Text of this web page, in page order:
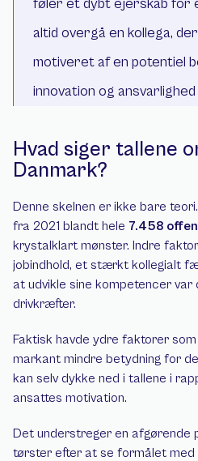
føler et dybt ejerskab for
altid overgå en kollega,
motiveret af en potentiel
innovation og
Hvad siger tallene
Danmark?
Denne skelnen er ikke bare
fra 2021 blandt hele 7.458
krystalklart mønster. Indre
jobindhold, et stærkt kollegialt
at udvikle sine kompetencer var
drivkræfter.
Faktisk havde ydre faktorer
markant mindre betydning for
kan selv dykke ned i tallene i
ansattes motivation.
Det understreger en afgørende
tørster efter at se formålet med